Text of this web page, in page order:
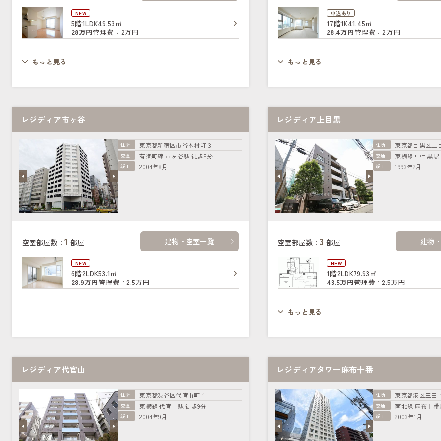
NEW
5階1LDK49.53㎡
28万円管理費：2万円
もっと見る
申込あり
17階1K41.45㎡
28.4万円管理費：2万円
もっと見る
レジディア市ヶ谷
住所 東京都新宿区市谷本村町３
交通 有楽町線 市ヶ谷駅 徒歩5分
竣工 2004年8月
空室部屋数： 1 部屋 建物・空室一覧
NEW
6階2LDK53.1㎡
28.9万円管理費：2.5万円
レジディア上目黒
住所 東京都目黒区上
交通 東横線 中目黒駅
竣工 1993年2月
空室部屋数： 3 部屋 建物
NEW
1階2LDK79.93㎡
43.5万円管理費：2.5万円
もっと見る
レジディア代官山
住所 東京都渋谷区代官山町１
交通 東横線 代官山駅 徒歩9分
竣工 2004年9月
レジディアタワー麻布十番
住所 東京都港区三田１
交通 南北線 麻布十番
竣工 2003年1月